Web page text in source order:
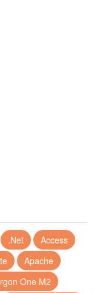
.Net
Access
Apache
One M2